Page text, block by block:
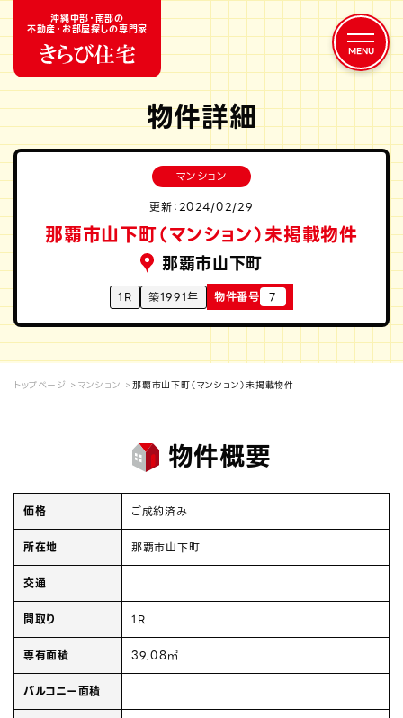
沖縄中部・南部の
不動産・お部屋探しの専門家
物件詳細
マンション
更新：2024/02/29
那覇市山下町（マンション）未掲載物件
那覇市山下町
1R 築1991年 物件番号 7
トップページ マンション 那覇市山下町（マンション）未掲載物件
物件概要
価格 ご成約済み
所在地 那覇市山下町
交通
間取り 1R
専有面積 39.08㎡
バルコニー面積